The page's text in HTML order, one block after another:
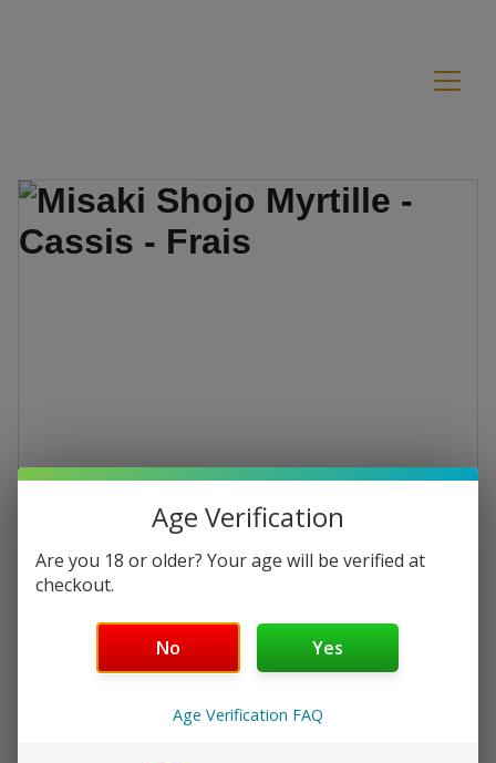
Misaki Shojo Myrtille -
Age Verification
Are you 18 or older? Your age will be verified at
checkout.
No Yes
Age Verification FAQ